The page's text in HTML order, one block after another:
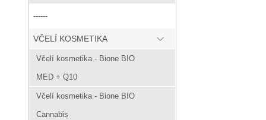
------
VČELÍ KOSMETIKA
Včelí kosmetika - Bione BIO
MED + Q10
Včelí kosmetika - Bione BIO
Cannabis